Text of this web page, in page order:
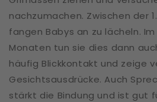
nachzumachen. Zwischen der
fangen Babys an zu lächeln.
Monaten tun sie dies dann
häufig Blickkontakt und zeige
Gesichtsausdrücke. Auch
stärkt die Bindung und ist gut